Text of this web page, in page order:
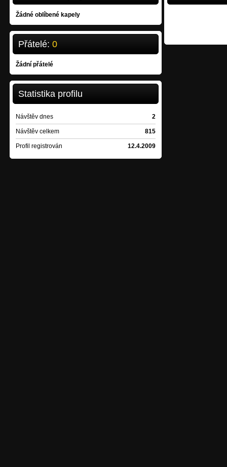
Žádné oblíbené kapely
Přátelé: 0
Žádní přátelé
Statistika profilu
Návštěv dnes 2
Návštěv celkem 815
Profil registrován 12.4.2009